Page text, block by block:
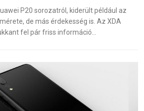
P20 sorozatról, kiderült például az
de más érdekesség is. Az XDA
fel pár friss információ…